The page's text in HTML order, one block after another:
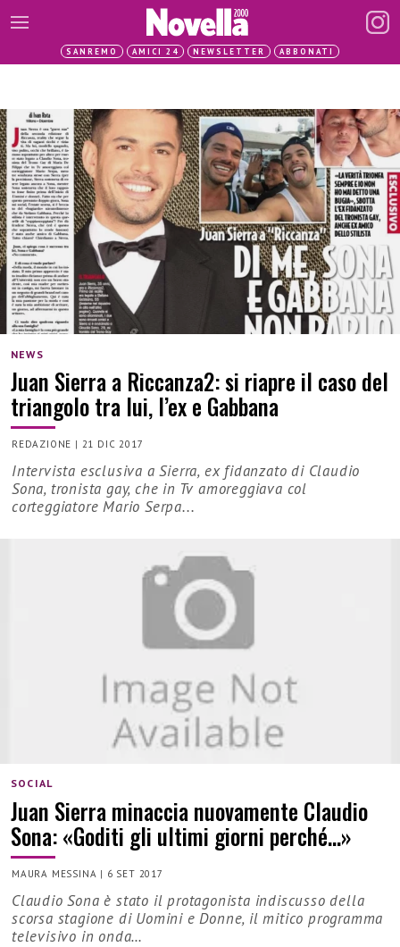
SANREMO AMICI 24 NEWSLETTER ABBONATI
NEWS
Juan Sierra a Riccanza2: si riapre il caso del
triangolo tra lui, l’ex e Gabbana
REDAZIONE | 21 DIC 2017
Intervista esclusiva a Sierra, ex fidanzato di Claudio
Sona, tronista gay, che in Tv amoreggiava col
corteggiatore Mario Serpa...
SOCIAL
Juan Sierra minaccia nuovamente Claudio
Sona: «Goditi gli ultimi giorni perché…»
MAURA MESSINA | 6 SET 2017
Claudio Sona è stato il protagonista indiscusso della
scorsa stagione di Uomini e Donne, il mitico programma
televisivo in onda…